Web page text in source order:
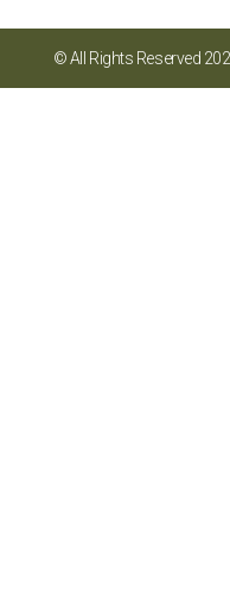
© All Rights Reserved